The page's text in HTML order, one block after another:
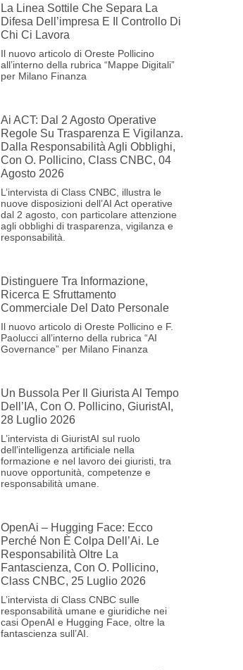
La Linea Sottile Che Separa La
Difesa Dell’impresa E Il Controllo Di
Chi Ci Lavora
Il nuovo articolo di Oreste Pollicino
all’interno della rubrica “Mappe Digitali”
per Milano Finanza
Ai ACT: Dal 2 Agosto Operative
Regole Su Trasparenza E Vigilanza.
Dalla Responsabilità Agli Obblighi,
Con O. Pollicino, Class CNBC, 04
Agosto 2026
L’intervista di Class CNBC, illustra le
nuove disposizioni dell’AI Act operative
dal 2 agosto, con particolare attenzione
agli obblighi di trasparenza, vigilanza e
responsabilità.
Distinguere Tra Informazione,
Ricerca E Sfruttamento
Commerciale Del Dato Personale
Il nuovo articolo di Oreste Pollicino e F.
Paolucci all’interno della rubrica “AI
Governance” per Milano Finanza
Un Bussola Per Il Giurista Al Tempo
Dell’IA, Con O. Pollicino, GiuristAI,
28 Luglio 2026
L’intervista di GiuristAI sul ruolo
dell’intelligenza artificiale nella
formazione e nel lavoro dei giuristi, tra
nuove opportunità, competenze e
responsabilità umane.
OpenAi – Hugging Face: Ecco
Perché Non È Colpa Dell’Ai. Le
Responsabilità Oltre La
Fantascienza, Con O. Pollicino,
Class CNBC, 25 Luglio 2026
L’intervista di Class CNBC sulle
responsabilità umane e giuridiche nei
casi OpenAI e Hugging Face, oltre la
fantascienza sull’AI.